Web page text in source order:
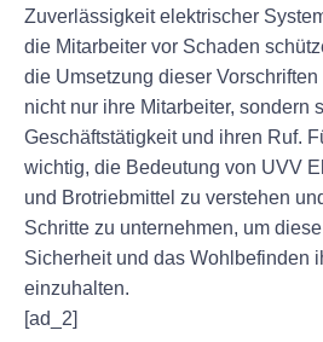
Zuverlässigkeit elektrischer
die Mitarbeiter vor Schaden
die Umsetzung dieser
nicht nur ihre Mitarbeiter, sondern
Geschäftstätigkeit und ihren Ruf.
wichtig, die Bedeutung von UVV
und Brotriebmittel zu verstehen
Schritte zu unternehmen, um
Sicherheit und das Wohlbefinden
einzuhalten.
[ad_2]